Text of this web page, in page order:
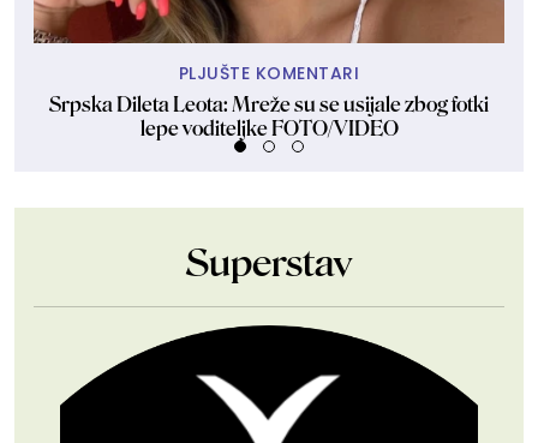
PLJUŠTE KOMENTARI
Srpska Dileta Leota: Mreže su se usijale zbog fotki
lepe voditeljke FOTO/VIDEO
Superstav